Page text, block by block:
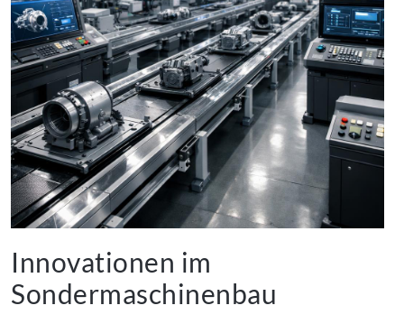
Innovationen im
Sondermaschinenbau